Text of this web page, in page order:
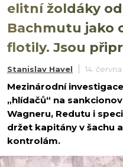
elitní žoldáky
Bachmutu jako
flotily. Jsou
Stanislav Havel 14.
Mezinárodní
„hlídačů“ na
Wagneru, Redutu i
držet kapitány v šachu
kontrolám.